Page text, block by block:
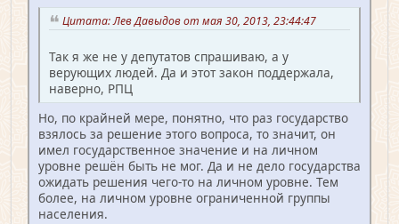
Цитата: Лев Давыдов от мая 30, 2013, 23:44:47
Так я же не у депутатов спрашиваю, а у
верующих людей. Да и этот закон поддержала,
наверно, РПЦ
Но, по крайней мере, понятно, что раз государство
взялось за решение этого вопроса, то значит, он
имел государственное значение и на личном
уровне решён быть не мог. Да и не дело государства
ожидать решения чего-то на личном уровне. Тем
более, на личном уровне ограниченной группы
населения.